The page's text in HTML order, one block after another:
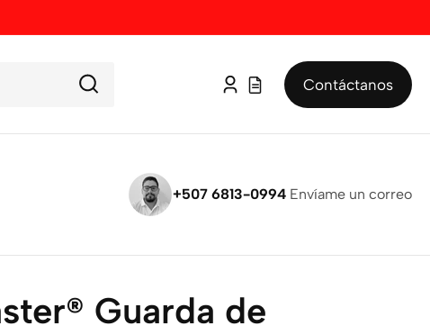
Iniciar
Contáctanos
+507 6813-0994 Envíame un correo
Guarda de